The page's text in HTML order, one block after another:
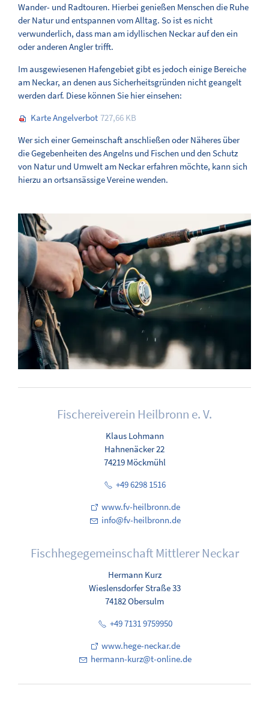
KONTAKT
Wander- und Radtouren. Hierbei genießen Menschen die Ruhe
der Natur und entspannen vom Alltag. So ist es nicht
verwunderlich, dass man am idyllischen Neckar auf den ein
oder anderen Angler trifft.
Im ausgewiesenen Hafengebiet gibt es jedoch einige Bereiche
am Neckar, an denen aus Sicherheitsgründen nicht geangelt
werden darf. Diese können Sie hier einsehen:
Karte Angelverbot 727,66 KB
Wer sich einer Gemeinschaft anschließen oder Näheres über
die Gegebenheiten des Angelns und Fischen und den Schutz
von Natur und Umwelt am Neckar erfahren möchte, kann sich
hierzu an ortsansässige Vereine wenden.
Fischereiverein Heilbronn e. V.
Klaus Lohmann
Hahnenäcker 22
74219 Möckmühl
+49 6298 1516
www.fv-heilbronn.de
nf
fv-h lbr nn d
Fischhegegemeinschaft Mittlerer Neckar
Hermann Kurz
Wieslensdorfer Straße 33
74182 Obersulm
+49 7131 9759950
www.hege-neckar.de
h rm nn-k rz t- nl n d